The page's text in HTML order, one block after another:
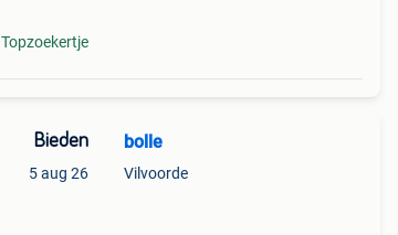
Topzoekertje
Bieden
5 aug 26
bolle
Vilvoorde